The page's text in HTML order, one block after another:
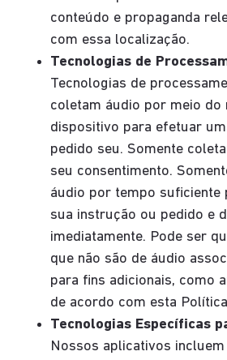
conteúdo e propaganda
com essa localização.
Tecnologias de
Tecnologias de
coletam áudio por meio do
dispositivo para efetuar
pedido seu. Somente
seu consentimento.
áudio por tempo suficiente
sua instrução ou pedido e
imediatamente. Pode ser
que não são de áudio
para fins adicionais, como
de acordo com esta
Tecnologias Específicas
Nossos aplicativos